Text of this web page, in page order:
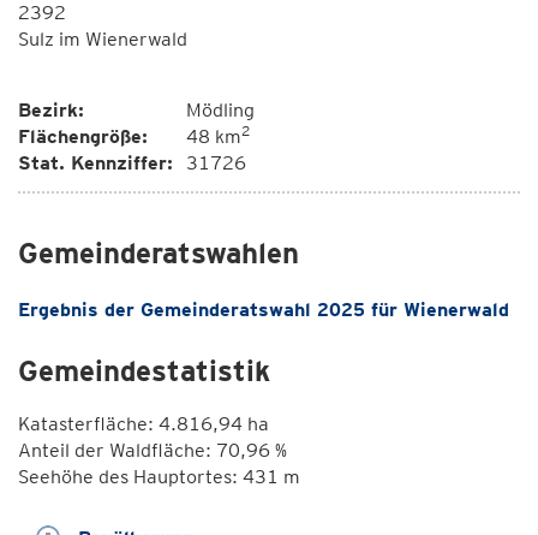
2392
Sulz im Wienerwald
Bezirk:
Mödling
Flächengröße:
48 km2
Stat. Kennziffer: 31726
Gemeinderatswahlen
Ergebnis der Gemeinderatswahl 2025 für Wienerwald
Gemeindestatistik
Katasterfläche: 4.816,94 ha
Anteil der Waldfläche: 70,96 %
Seehöhe des Hauptortes: 431 m